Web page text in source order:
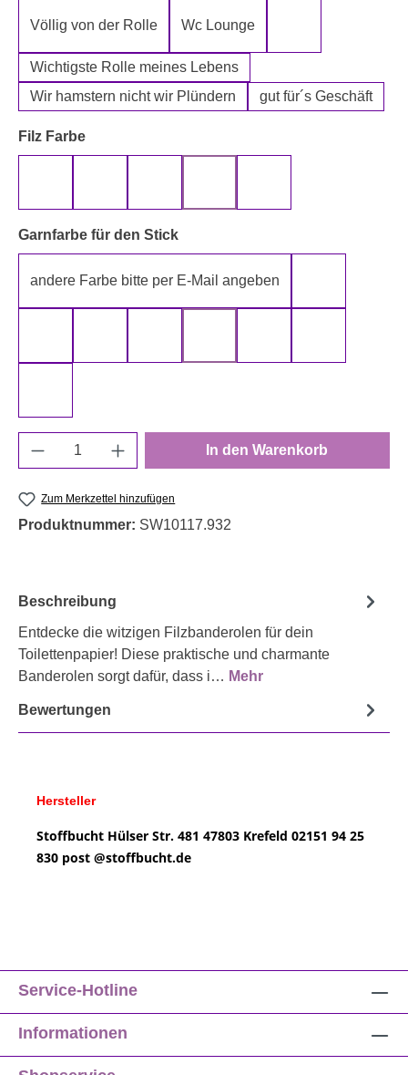
Völlig von der Rolle Wc Lounge
Wichtigste Rolle meines Lebens
Wir hamstern nicht wir Plündern
gut für´s Geschäft
Filz Farbeauswählen
Garnfarbe für den Stickauswählen
andere Farbe bitte per E-Mail angeben
Produkt Anzahl: Gib den gewünschten
In den Warenkorb
Zum Merkzettel hinzufügen
Produktnummer: SW10117.932
Beschreibung
Entdecke die witzigen Filzbanderolen für dein
Toilettenpapier! Diese praktische und charmante
Banderolen sorgt dafür, dass i… Mehr
Bewertungen
Hersteller
Stoffbucht Hülser Str. 481 47803 Krefeld 02151 94 25
830 post @stoffbucht.de
Service-Hotline
Informationen